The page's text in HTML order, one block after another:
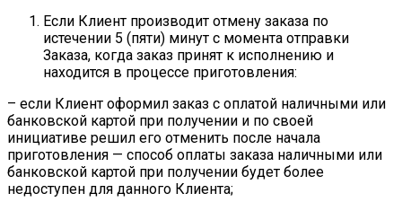
Если Клиент производит отмену заказа по
истечении 5 (пяти) минут с момента отправки
Заказа, когда заказ принят к исполнению и
находится в процессе приготовления:
– если Клиент оформил заказ с оплатой наличными или
банковской картой при получении и по своей
инициативе решил его отменить после начала
приготовления — способ оплаты заказа наличными или
банковской картой при получении будет более
недоступен для данного Клиента;